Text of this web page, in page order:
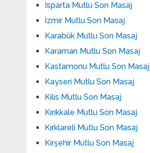
Isparta Mutlu Son Masaj
İzmir Mutlu Son Masaj
Karabük Mutlu Son Masaj
Karaman Mutlu Son Masaj
Kastamonu Mutlu Son Masaj
Kayseri Mutlu Son Masaj
Kilis Mutlu Son Masaj
Kırıkkale Mutlu Son Masaj
Kırklareli Mutlu Son Masaj
Kırşehir Mutlu Son Masaj